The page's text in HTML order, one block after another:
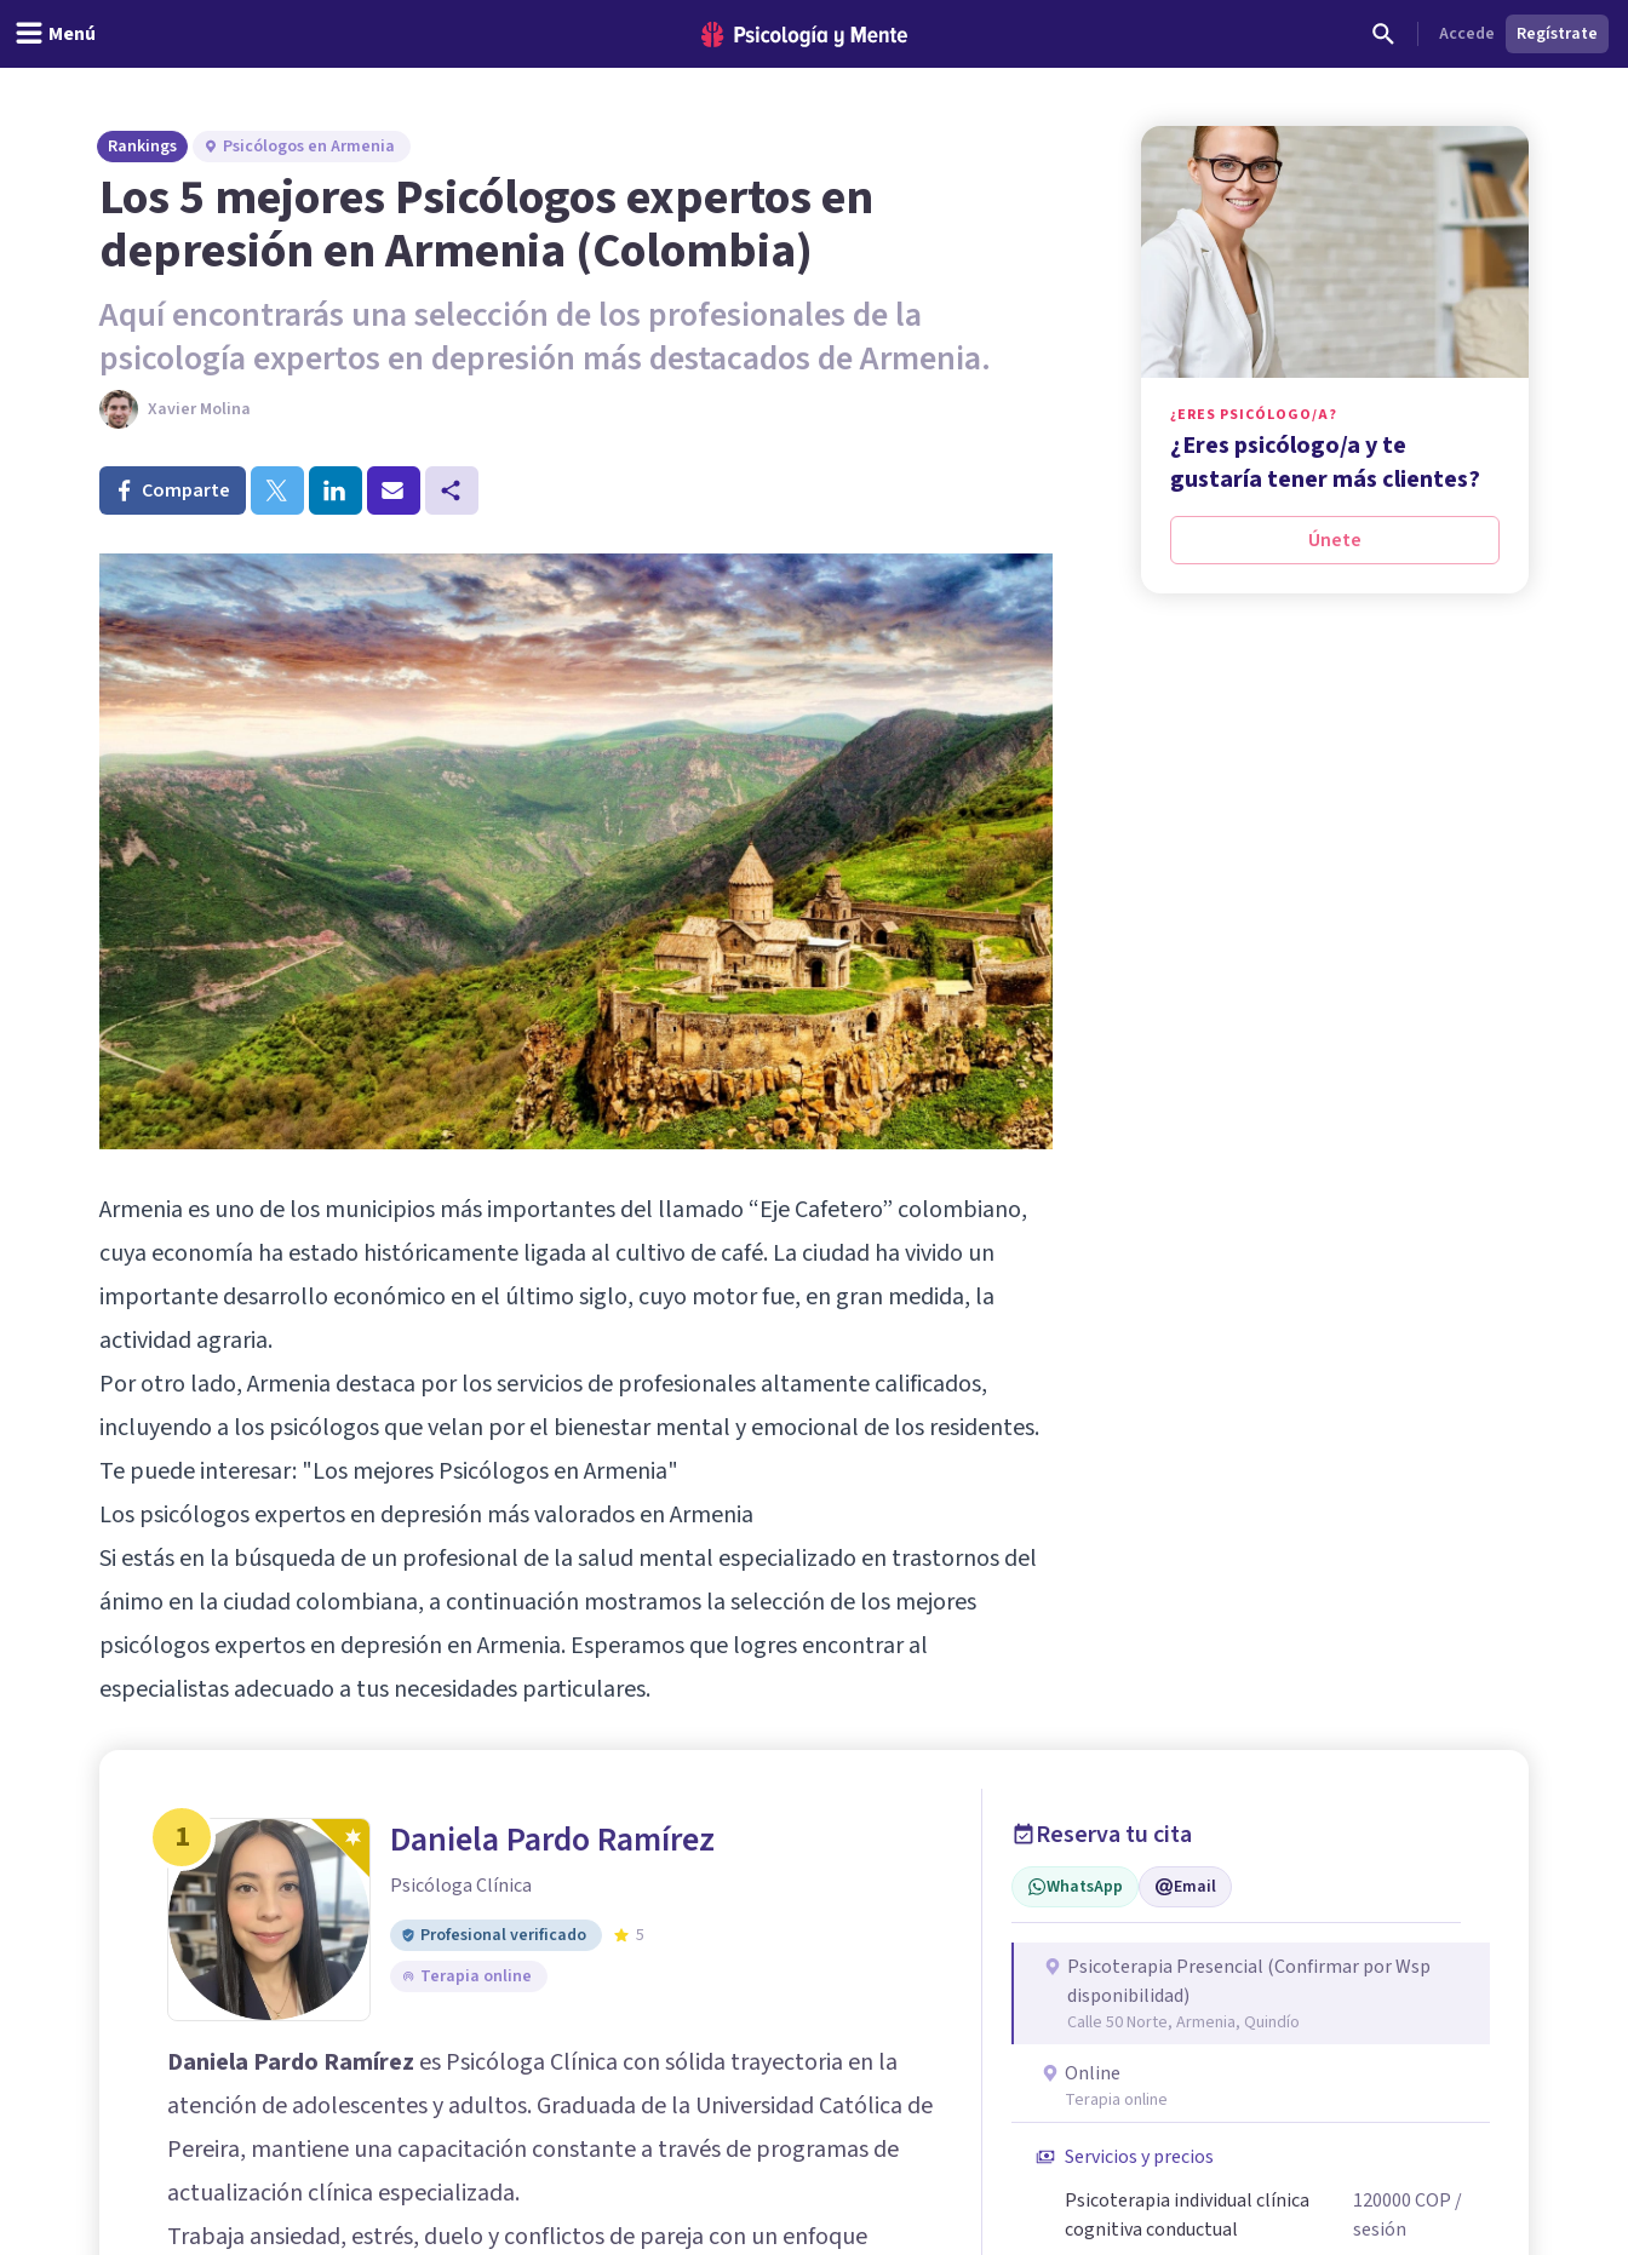
Menú Accede Regístrate
Rankings Psicólogos en Armenia
Los 5 mejores Psicólogos expertos en
depresión en Armenia (Colombia)
Aquí encontrarás una selección de los profesionales de la
psicología expertos en depresión más destacados de Armenia.
Xavier Molina
Comparte
Armenia es uno de los municipios más importantes del llamado “Eje Cafetero” colombiano,
cuya economía ha estado históricamente ligada al cultivo de café. La ciudad ha vivido un
importante desarrollo económico en el último siglo, cuyo motor fue, en gran medida, la
actividad agraria.
Por otro lado, Armenia destaca por los servicios de profesionales altamente calificados,
incluyendo a los psicólogos que velan por el bienestar mental y emocional de los residentes.
Te puede interesar: "Los mejores Psicólogos en Armenia"
Los psicólogos expertos en depresión más valorados en Armenia
Si estás en la búsqueda de un profesional de la salud mental especializado en trastornos del
ánimo en la ciudad colombiana, a continuación mostramos la selección de los mejores
psicólogos expertos en depresión en Armenia. Esperamos que logres encontrar al
especialistas adecuado a tus necesidades particulares.
¿ERES PSICÓLOGO/A?
¿Eres psicólogo/a y te
gustaría tener más clientes?
Únete
1 Daniela Pardo Ramírez
Psicóloga Clínica
Profesional verificado
5
Terapia online
Daniela Pardo Ramírez es Psicóloga Clínica con sólida trayectoria en la
atención de adolescentes y adultos. Graduada de la Universidad Católica de
Pereira, mantiene una capacitación constante a través de programas de
actualización clínica especializada.
Trabaja ansiedad, estrés, duelo y conflictos de pareja con un enfoque
Reserva tu cita
WhatsApp Email
Psicoterapia Presencial (Confirmar por Wsp
disponibilidad)
Calle 50 Norte, Armenia, Quindío
Online
Terapia online
Servicios y precios
Psicoterapia individual clínica
cognitiva conductual
120000COP /
sesión